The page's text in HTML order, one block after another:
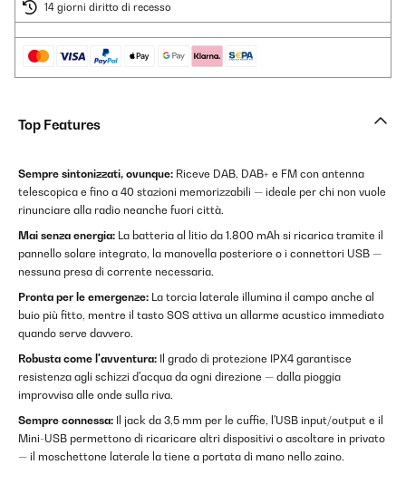
14 giorni diritto di recesso
Top Features
Sempre sintonizzati, ovunque: Riceve DAB, DAB+ e FM con antenna
telescopica e fino a 40 stazioni memorizzabili — ideale per chi non vuole
rinunciare alla radio neanche fuori città.
Mai senza energia: La batteria al litio da 1.800 mAh si ricarica tramite il
pannello solare integrato, la manovella posteriore o i connettori USB —
nessuna presa di corrente necessaria.
Pronta per le emergenze: La torcia laterale illumina il campo anche al
buio più fitto, mentre il tasto SOS attiva un allarme acustico immediato
quando serve davvero.
Robusta come l'avventura: Il grado di protezione IPX4 garantisce
resistenza agli schizzi d'acqua da ogni direzione — dalla pioggia
improvvisa alle onde sulla riva.
Sempre connessa: Il jack da 3,5 mm per le cuffie, l'USB input/output e il
Mini-USB permettono di ricaricare altri dispositivi o ascoltare in privato
— il moschettone laterale la tiene a portata di mano nello zaino.